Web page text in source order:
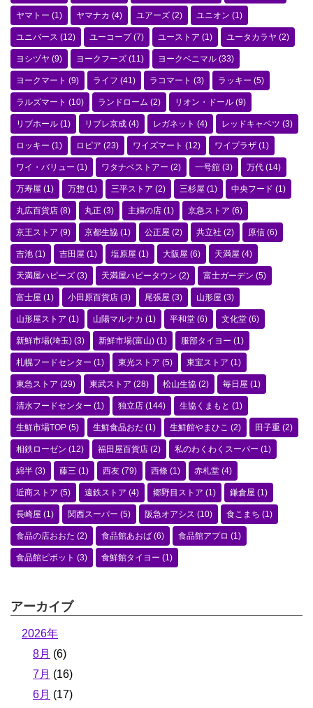
ヤマトー (1) ヤマナカ (4) ユアーズ (2) ユニオン (1)
ユニバース (12) ユーコープ(7) ユーストア (1) ユータカラヤ (2)
ヨシヅヤ (9) ヨークフーズ (11) ヨークベニマル (33)
ヨークマート (9) ライフ (41) ラコマート (3) ラッキー (5)
ラルズマート (10) ランドローム (2) リオン・ドール (9)
リブホール (1) リブレ京成 (4) レガネット (4) レッドキャベツ (3)
ロッキー (1) ロピア (23) ワイズマート (12) ワイプラザ (1)
ワイ・バリュー (1) ワタナベストアー (2) 一号舘 (3) 万代 (14)
万寿屋 (1) 万惣 (1) 三平ストア (2) 三杉屋 (1) 中央フード (1)
丸広百貨店 (8) 丸正 (3) 主婦の店 (1) 京急ストア (6)
京王ストア (9) 京都生協 (1) 公正屋 (2) 共立社 (2) 原信 (6)
吉池 (1) 吉田屋 (1) 塩原屋 (1) 大阪屋 (6) 天満屋 (4)
天満屋ハピーズ (3) 天満屋ハピータウン (2) 富士ガーデン (5)
富士屋 (1) 小田原百貨店 (3) 尾張屋 (3) 山形屋 (3)
山形屋ストア (1) 山陽マルナカ (1) 平和堂 (6) 文化堂 (6)
新鮮市場(埼玉) (3) 新鮮市場(富山) (1) 服部タイヨー (1)
札幌フードセンター (1) 東光ストア (5) 東宝ストア (1)
東急ストア (29) 東武ストア (28) 松山生協 (2) 毎日屋 (1)
清水フードセンター (1) 独立店 (144) 生協くまもと (1)
生鮮市場TOP (5) 生鮮食品おだ (1) 生鮮館やまひこ (2) 田子重 (2)
相鉄ローゼン (12) 福田屋百貨店 (2) 私のわくわくスーパー (1)
綿半 (3) 藤三 (1) 西友 (79) 西條 (1) 赤札堂 (4)
近商ストア (5) 遠鉄ストア (4) 郷野目ストア (1) 鎌倉屋 (1)
長崎屋 (1) 関西スーパー (5) 阪急オアシス (10) 食こまち (1)
食品の店おおた (2) 食品館あおば (6) 食品館アプロ (1)
食品館ピボット (3) 食鮮館タイヨー (1)
アーカイブ
2026年
8月 (6)
7月 (16)
6月 (17)